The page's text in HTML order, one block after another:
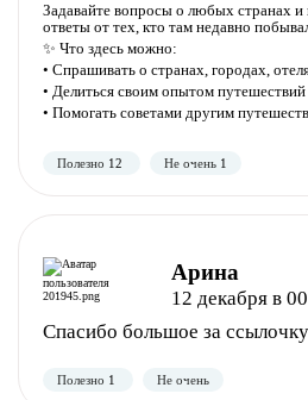
Полезно Не полезно
Задавайте вопросы о любых странах и
ответы от тех, кто там недавно
✨ Что здесь можно:
• Спрашивать о странах, городах,
• Делиться своим опытом путешествий
• Помогать советами другим
Арина
12 декабря в
Спасибо большое за